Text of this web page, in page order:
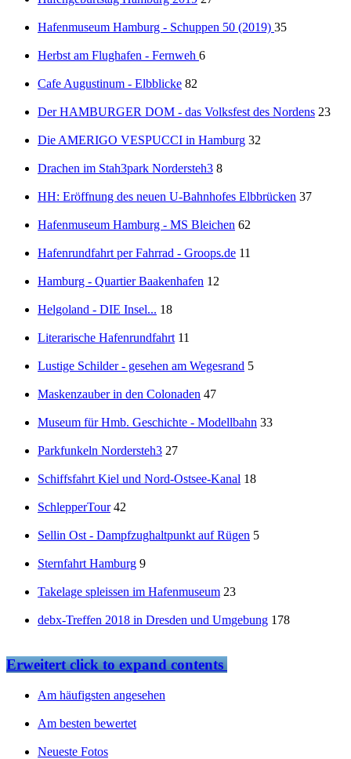
Hafenmuseum Hamburg - Schuppen 50 (2019) 35
Herbst am Flughafen - Fernweh 6
Cafe Augustinum - Elbblicke 82
Der HAMBURGER DOM - das Volksfest des Nordens 23
Die AMERIGO VESPUCCI in Hamburg 32
Drachen im Stah3park Nordersteh3 8
HH: Eröffnung des neuen U-Bahnhofes Elbbrücken 37
Hafenmuseum Hamburg - MS Bleichen 62
Hafenrundfahrt per Fahrrad - Groops.de 11
Hamburg - Quartier Baakenhafen 12
Helgoland - DIE Insel... 18
Literarische Hafenrundfahrt 11
Lustige Schilder - gesehen am Wegesrand 5
Maskenzauber in den Colonaden 47
Museum für Hmb. Geschichte - Modellbahn 33
Parkfunkeln Nordersteh3 27
Schiffsfahrt Kiel und Nord-Ostsee-Kanal 18
SchlepperTour 42
Sellin Ost - Dampfzughaltpunkt auf Rügen 5
Sternfahrt Hamburg 9
Takelage spleissen im Hafenmuseum 23
debx-Treffen 2018 in Dresden und Umgebung 178
Erweitertclick to expand contents
Am häufigsten angesehen
Am besten bewertet
Neueste Fotos